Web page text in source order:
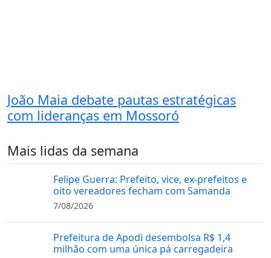
João Maia debate pautas estratégicas
com lideranças em Mossoró
Mais lidas da semana
Felipe Guerra: Prefeito, vice, ex-prefeitos e
oito vereadores fecham com Samanda
7/08/2026
Prefeitura de Apodi desembolsa R$ 1,4
milhão com uma única pá carregadeira